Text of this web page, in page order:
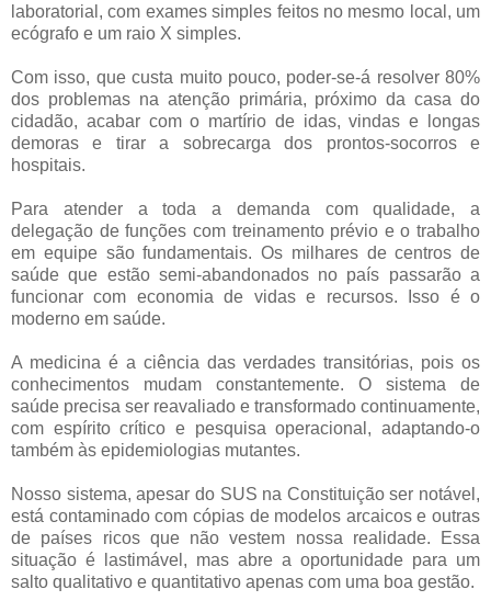
laboratorial, com exames simples feitos no mesmo local, um
ecógrafo e um raio X simples.
Com isso, que custa muito pouco, poder-se-á resolver 80%
dos problemas na atenção primária, próximo da casa do
cidadão, acabar com o martírio de idas, vindas e longas
demoras e tirar a sobrecarga dos prontos-socorros e
hospitais.
Para atender a toda a demanda com qualidade, a
delegação de funções com treinamento prévio e o trabalho
em equipe são fundamentais. Os milhares de centros de
saúde que estão semi-abandonados no país passarão a
funcionar com economia de vidas e recursos. Isso é o
moderno em saúde.
A medicina é a ciência das verdades transitórias, pois os
conhecimentos mudam constantemente. O sistema de
saúde precisa ser reavaliado e transformado continuamente,
com espírito crítico e pesquisa operacional, adaptando-o
também às epidemiologias mutantes.
Nosso sistema, apesar do SUS na Constituição ser notável,
está contaminado com cópias de modelos arcaicos e outras
de países ricos que não vestem nossa realidade. Essa
situação é lastimável, mas abre a oportunidade para um
salto qualitativo e quantitativo apenas com uma boa gestão.